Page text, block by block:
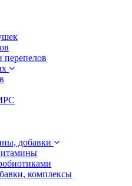
перепелов
добавки
комплексы